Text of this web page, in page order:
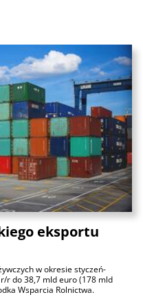
eksportu
w okresie styczeń-
r do 38,7 mld euro (178 mld
Wsparcia Rolnictwa.